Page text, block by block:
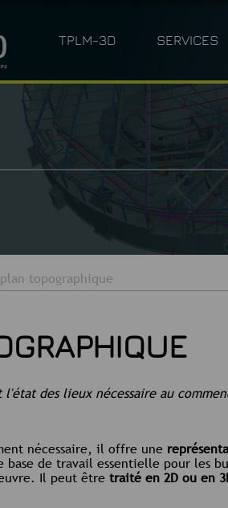
QUI SOMMES-NOUS ?
TPLM-3D SERVICES
LASERGRAMMÉTRIE
plan topographique
l'état des lieux nécessaire au
nécessaire, il offre une
de travail essentielle pour les
Il peut être traité en 2D ou en